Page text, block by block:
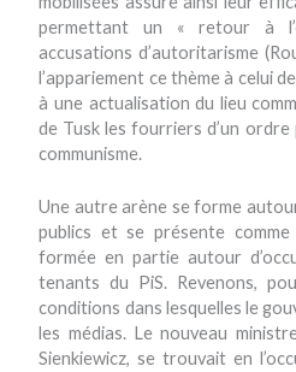
permettant un « retour à
accusations d’autoritarisme
l’appariement ce thème à celui
à une actualisation du lieu
de Tusk les fourriers d’un
communisme.
Une autre arène se forme
publics et se présente
formée en partie autour
tenants du PiS. Revenons,
conditions dans lesquelles le
les médias. Le nouveau
Sienkiewicz, se trouvait en